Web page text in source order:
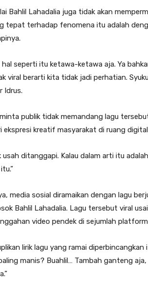
Bahlil Lahadalia juga tidak akan
tepat terhadap fenomena itu adalah
hal seperti itu ketawa-ketawa aja. Ya
viral berarti kita tidak jadi perhatian.
Idrus.
publik tidak memandang lagu
ekspresi kreatif masyarakat di ruang
usah ditanggapi. Kalau dalam arti itu
media sosial diramaikan dengan lagu
Bahlil Lahadalia. Lagu tersebut viral
video pendek di sejumlah
lirik lagu yang ramai
manis? Buahlil… Tambah ganteng